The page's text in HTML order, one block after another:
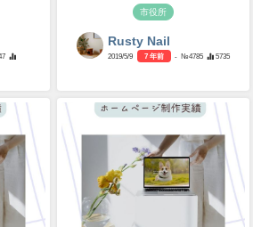
市役所
Rusty Nail
2019/5/9 7 年前 - №4785 5735